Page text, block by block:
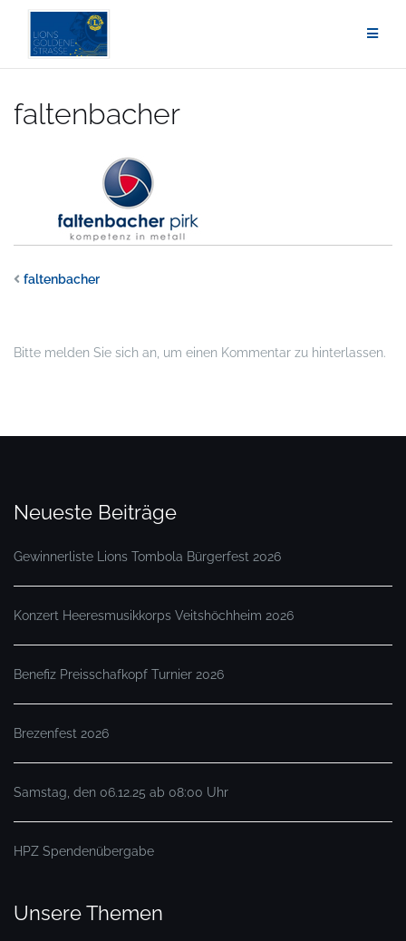
springen
faltenbacher
faltenbacher
Bitte melden Sie sich an, um einen Kommentar zu hinterlassen.
Neueste Beiträge
Gewinnerliste Lions Tombola Bürgerfest 2026
Konzert Heeresmusikkorps Veitshöchheim 2026
Benefiz Preisschafkopf Turnier 2026
Brezenfest 2026
Samstag, den 06.12.25 ab 08:00 Uhr
HPZ Spendenübergabe
Unsere Themen